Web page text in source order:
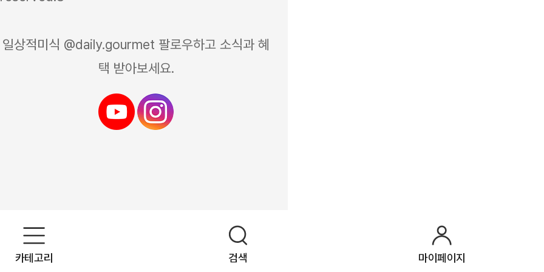
카테고리 검색 마이페이지
일상적미식 @daily.gourmet 팔로우하고 소식과 혜
택 받아보세요.